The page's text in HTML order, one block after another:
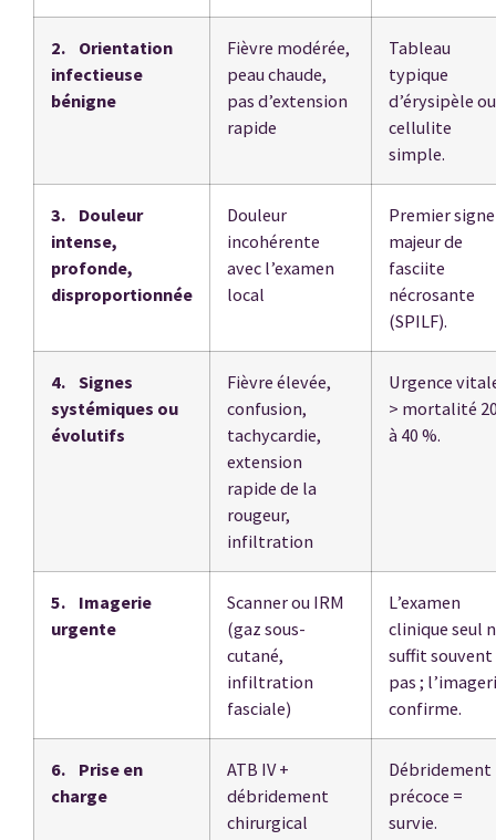
2. Orientation
infectieuse
bénigne
Fièvre modérée,
peau chaude,
pas d’extension
rapide
Tableau
typique
d’érysipèle ou
cellulite
simple.
3. Douleur
intense,
profonde,
disproportionnée
Douleur
incohérente
avec l’examen
local
Premier signe
majeur de
fasciite
nécrosante
(SPILF).
4. Signes
systémiques ou
évolutifs
Fièvre élevée,
confusion,
tachycardie,
extension
rapide de la
rougeur,
infiltration
Urgence
> mortalité
à 40 %.
5. Imagerie
urgente
Scanner ou IRM
(gaz sous-
cutané,
infiltration
fasciale)
L’examen
clinique seul
suffit souvent
pas ;
confirme.
6. Prise en
charge
ATB IV +
débridement
chirurgical
Débridement
précoce =
survie.